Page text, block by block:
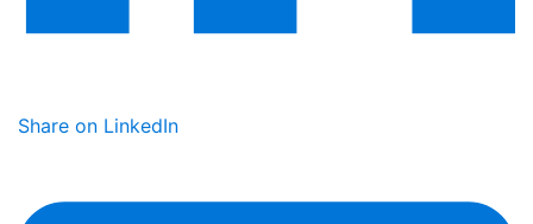
Share on LinkedIn